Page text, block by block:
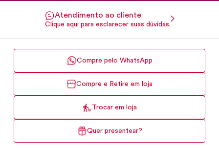
Atendimento ao cliente
Clique aqui para esclarecer suas dúvidas.
Compre pelo WhatsApp
Compre e Retire em loja
Trocar em loja
Quer presentear?